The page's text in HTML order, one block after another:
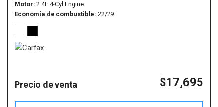
Motor 2.4L 4-Cyl Engine
Economía de combustible 22/29
Precio de venta $17,695